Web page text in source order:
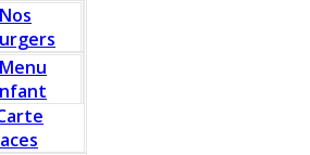
Nos
Menu